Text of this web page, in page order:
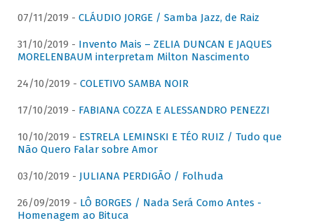
07/11/2019 - CLÁUDIO JORGE / Samba Jazz, de Raiz
31/10/2019 - Invento Mais – ZELIA DUNCAN E JAQUES
MORELENBAUM interpretam Milton Nascimento
24/10/2019 - COLETIVO SAMBA NOIR
17/10/2019 - FABIANA COZZA E ALESSANDRO PENEZZI
10/10/2019 - ESTRELA LEMINSKI E TÉO RUIZ / Tudo que
Não Quero Falar sobre Amor
03/10/2019 - JULIANA PERDIGÃO / Folhuda
26/09/2019 - LÔ BORGES / Nada Será Como Antes -
Homenagem ao Bituca